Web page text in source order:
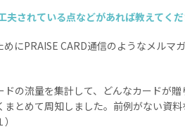
夫されている点などがあれば教えてく
にPRAISE CARD通信のようなメルマ
の流量を集計して、どんなカードが
とめて周知しました。前例がない資